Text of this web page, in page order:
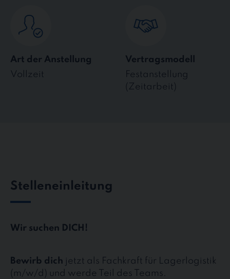
Art der Anstellung
Vollzeit
Vertragsmodell
Festanstellung
(Zeitarbeit)
Stelleneinleitung
Wir suchen DICH!
Bewirb dich jetzt als Fachkraft für Lagerlogistik
(m/w/d) und werde Teil des Teams.